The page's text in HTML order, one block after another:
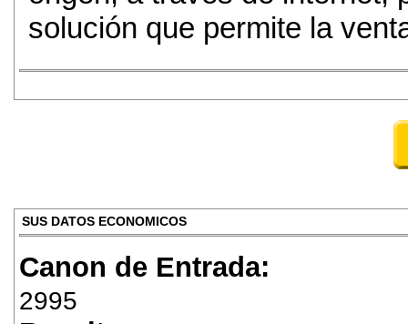
solución que permite la
SUS DATOS ECONOMICOS
Canon de Entrada:
2995